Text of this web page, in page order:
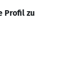
Profil zu